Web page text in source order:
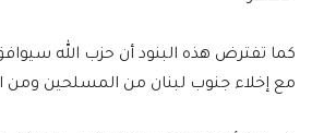
كما تفترض هذه البنود أن حزب الله
مع إخلاء جنوب لبنان من المسلحين ومن